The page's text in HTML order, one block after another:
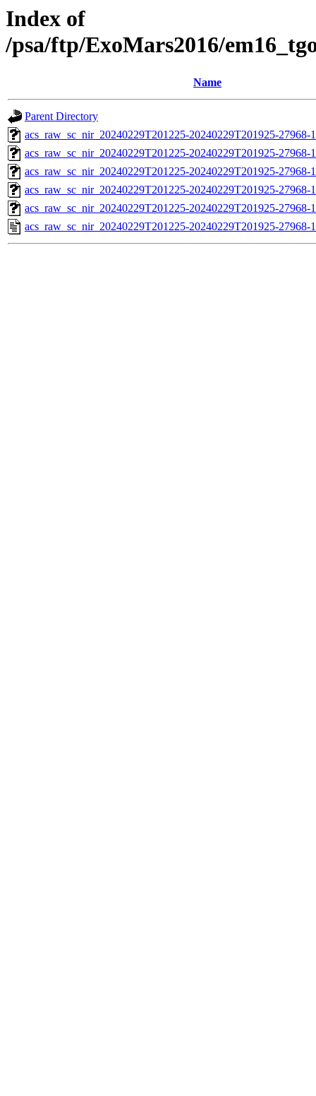
Index of
/psa/ftp/ExoMars2016/
Name
Parent Directory
acs_raw_sc_nir_20240229T201225-20240229T201925-
acs_raw_sc_nir_20240229T201225-20240229T201925-27968-
acs_raw_sc_nir_20240229T201225-20240229T201925-27968-
acs_raw_sc_nir_20240229T201225-20240229T201925-27968-
acs_raw_sc_nir_20240229T201225-20240229T201925-27968-
acs_raw_sc_nir_20240229T201225-20240229T201925-27968-